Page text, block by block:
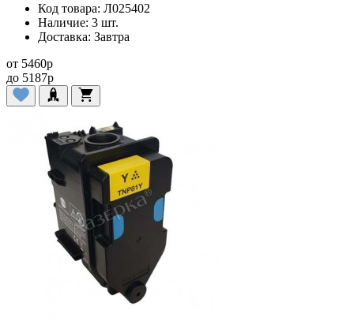
Код товара: Л025402
Наличие: 3 шт.
Доставка: Завтра
от 5460p
до 5187p